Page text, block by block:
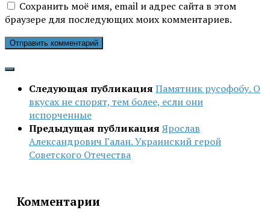
Сохранить моё имя, email и адрес сайта в этом
браузере для последующих моих комментариев.
Следующая публикация Памятник русофобу. О
вкусах не спорят, тем более, если они
испорченные
Предыдущая публикацияЯрослав
Александрович Галан. Украинский герой
Советского Отечества
Комментарии